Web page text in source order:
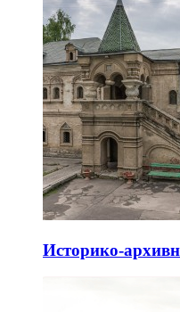
Историко-